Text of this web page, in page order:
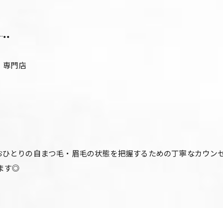
専門店
とりの自まつ毛・眉毛の状態を把握するための丁寧なカウン
す◎